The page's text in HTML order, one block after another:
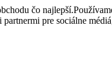
čo najlepší.
pre sociálne